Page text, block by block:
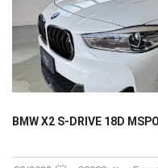
BMW X2 S-DRIVE 18D